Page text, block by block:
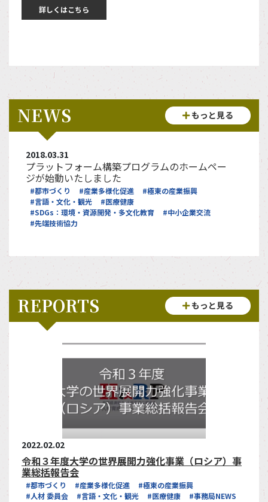
詳しくはこちら
NEWS もっと見る
2018.03.31
プラットフォーム構築プログラムのホームペー
ジが始動いたしました
#都市づくり #産業多様化促進
#極東の産業振興
#言語・文化・観光
#医療健康
#SDGs：環境・資源開発・多文化教育
#中小企業交流
#先端技術協力
REPORTS もっと見る
2022.02.02
令和３年度大学の世界展開力強化事業（ロシア）事
業総括報告会
#都市づくり #産業多様化促進
#極東の産業振興
#人材 委員会
#言語・文化・観光 #医療健康
#事務局NEWS